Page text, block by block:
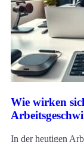
Wie wirken
In der heutigen